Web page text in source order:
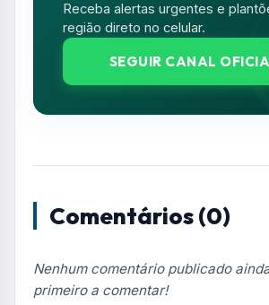
Receba alertas urgentes e
região direto no celular.
SEGUIR CANAL
Comentários (0)
Nenhum comentário publicado
primeiro a comentar!